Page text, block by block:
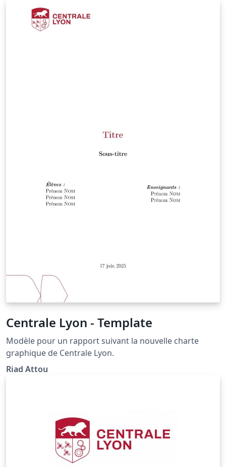
Centrale Lyon - Template
Modèle pour un rapport suivant la nouvelle charte
graphique de Centrale Lyon.
Riad Attou